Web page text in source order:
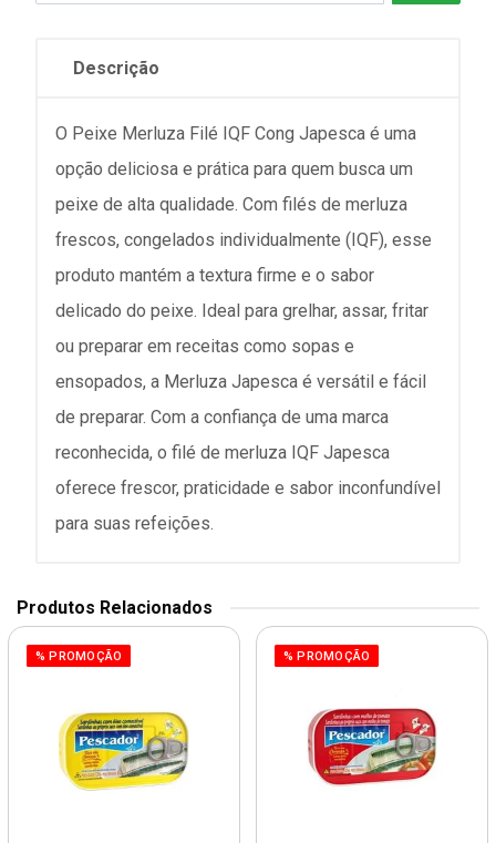
Descrição
O Peixe Merluza Filé IQF Cong Japesca é uma
opção deliciosa e prática para quem busca um
peixe de alta qualidade. Com filés de merluza
frescos, congelados individualmente (IQF), esse
produto mantém a textura firme e o sabor
delicado do peixe. Ideal para grelhar, assar, fritar
ou preparar em receitas como sopas e
ensopados, a Merluza Japesca é versátil e fácil
de preparar. Com a confiança de uma marca
reconhecida, o filé de merluza IQF Japesca
oferece frescor, praticidade e sabor inconfundível
para suas refeições.
Produtos Relacionados
% PROMOÇÃO % PROMOÇÃO